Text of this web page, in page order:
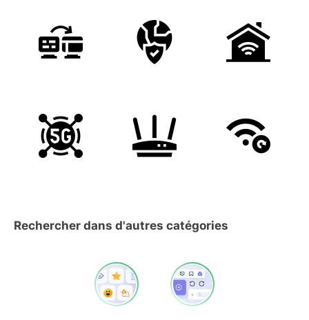
Rechercher dans d'autres catégories